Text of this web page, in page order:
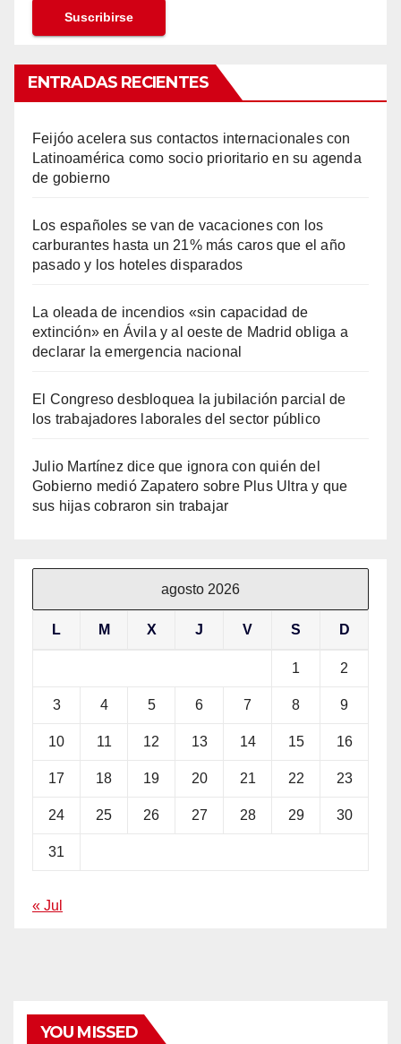
ENTRADAS RECIENTES
Feijóo acelera sus contactos internacionales con
Latinoamérica como socio prioritario en su agenda
de gobierno
Los españoles se van de vacaciones con los
carburantes hasta un 21% más caros que el año
pasado y los hoteles disparados
La oleada de incendios «sin capacidad de
extinción» en Ávila y al oeste de Madrid obliga a
declarar la emergencia nacional
El Congreso desbloquea la jubilación parcial de
los trabajadores laborales del sector público
Julio Martínez dice que ignora con quién del
Gobierno medió Zapatero sobre Plus Ultra y que
sus hijas cobraron sin trabajar
agosto 2026
L M X J V S D
1 2
3 4 5 6 7 8 9
10 11 12 13 14 15 16
17 18 19 20 21 22 23
24 25 26 27 28 29 30
31
« Jul
YOU MISSED